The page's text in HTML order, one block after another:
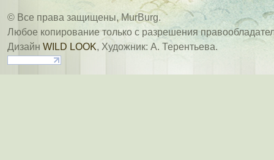
© Все права защищены, MurBurg.
Любое копирование только с разрешения
Дизайн WILD LOOK, Художник: А. Терентьева.